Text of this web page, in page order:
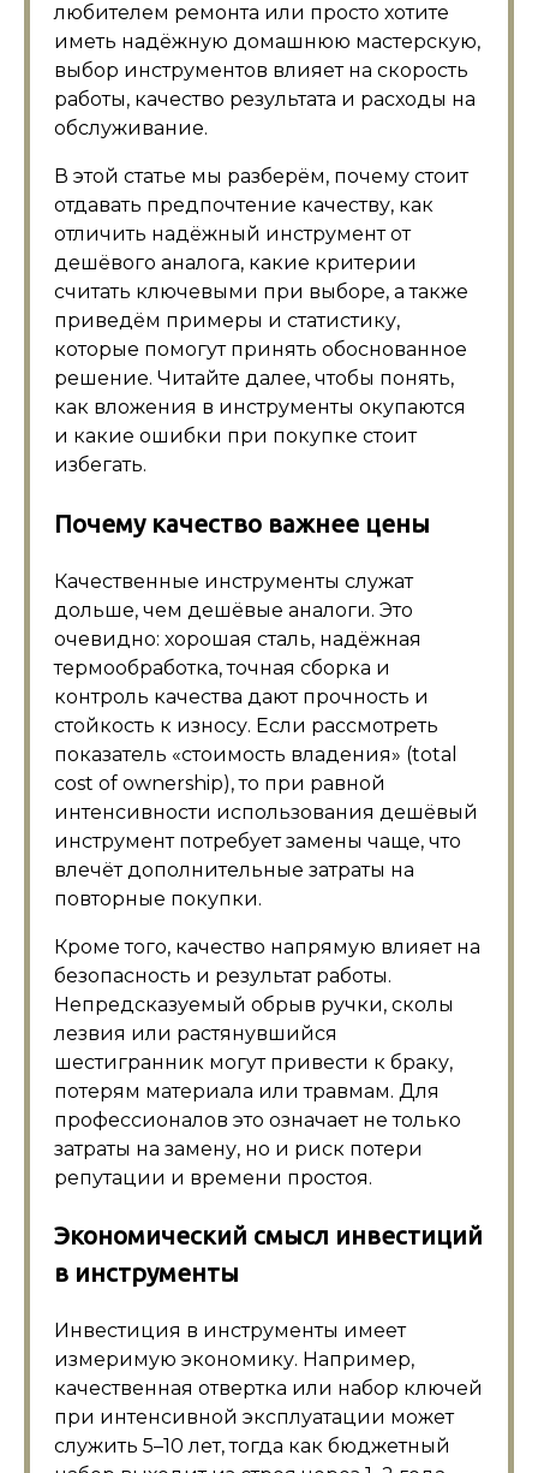
любителем ремонта или просто хотите
иметь надёжную домашнюю мастерскую,
выбор инструментов влияет на скорость
работы, качество результата и расходы на
обслуживание.
В этой статье мы разберём, почему стоит
отдавать предпочтение качеству, как
отличить надёжный инструмент от
дешёвого аналога, какие критерии
считать ключевыми при выборе, а также
приведём примеры и статистику,
которые помогут принять обоснованное
решение. Читайте далее, чтобы понять,
как вложения в инструменты окупаются
и какие ошибки при покупке стоит
избегать.
Почему качество важнее цены
Качественные инструменты служат
дольше, чем дешёвые аналоги. Это
очевидно: хорошая сталь, надёжная
термообработка, точная сборка и
контроль качества дают прочность и
стойкость к износу. Если рассмотреть
показатель «стоимость владения» (total
cost of ownership), то при равной
интенсивности использования дешёвый
инструмент потребует замены чаще, что
влечёт дополнительные затраты на
повторные покупки.
Кроме того, качество напрямую влияет на
безопасность и результат работы.
Непредсказуемый обрыв ручки, сколы
лезвия или растянувшийся
шестигранник могут привести к браку,
потерям материала или травмам. Для
профессионалов это означает не только
затраты на замену, но и риск потери
репутации и времени простоя.
Экономический смысл инвестиций
в инструменты
Инвестиция в инструменты имеет
измеримую экономику. Например,
качественная отвертка или набор ключей
при интенсивной эксплуатации может
служить 5–10 лет, тогда как бюджетный